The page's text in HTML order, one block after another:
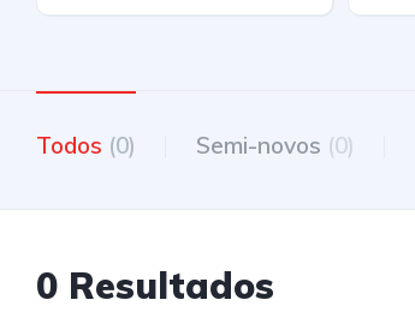
Todos (0) Semi-novos (0)
0 Resultados